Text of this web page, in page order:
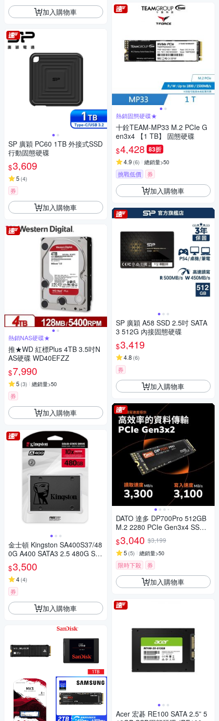
加入購物車
SP 廣穎 PC60 1TB 外接式SSD
行動固態硬碟
$3,609
5 (4)
券
加入購物車
熱銷NAS硬碟★
推★WD 紅標Plus 4TB 3.5吋N
AS硬碟 WD40EFZZ
$7,990
5 (3) 總銷量>50
券
加入購物車
金士頓 Kingston SA400S37/48
0G A400 SATA3 2.5 480G SS
D 固態硬碟
$3,500
4(4)
券
加入購物車
熱銷固態硬碟★
十銓TEAM-MP33 M.2 PCIe G
en3x4 【1 TB】 固態硬碟
$4,428 83折
4.9 (6) 總銷量>50
挑戰低價 券
加入購物車
SP 廣穎 A58 SSD 2.5吋 SATA
3 512G 內接固態硬碟
$3,419
4.8 (6)
券
加入購物車
DATO 達多 DP700Pro 512GB
M.2 2280 PCIe Gen3x4 SSD
固態硬碟(最高達讀:3300MB/s
寫:3100MB/s)
$3,040 $3,199
5 (5) 總銷量>50
限時下殺 券
加入購物車
Acer 宏碁 RE100 SATA 2.5” 5